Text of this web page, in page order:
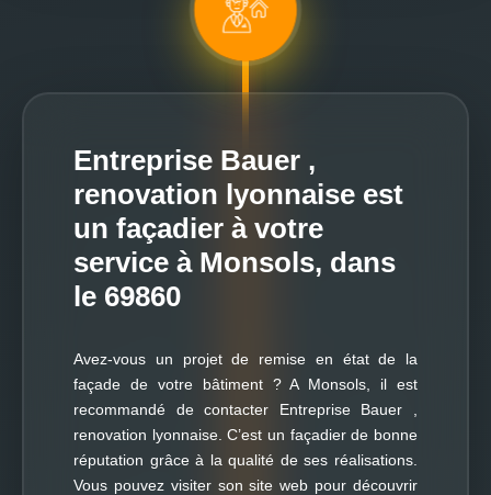
Entreprise Bauer ,
renovation lyonnaise est
un façadier à votre
service à Monsols, dans
le 69860
Avez-vous un projet de remise en état de la
façade de votre bâtiment ? A Monsols, il est
recommandé de contacter Entreprise Bauer ,
renovation lyonnaise. C’est un façadier de bonne
réputation grâce à la qualité de ses réalisations.
Vous pouvez visiter son site web pour découvrir